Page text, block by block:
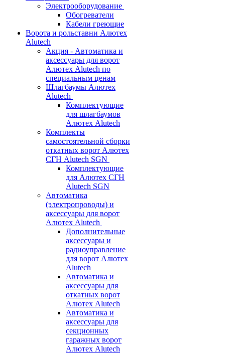
Электрооборудование
Обогреватели
Кабели греющие
Ворота и рольставни Алютех
Alutech
Акция - Автоматика и
аксессуары для ворот
Алютех Alutech по
специальным ценам
Шлагбаумы Алютех
Alutech
Комплектующие
для шлагбаумов
Алютех Alutech
Комплекты
самостоятельной сборки
откатных ворот Алютех
СГН Alutech SGN
Комплектующие
для Алютех СГН
Alutech SGN
Автоматика
(электропроводы) и
аксессуары для ворот
Алютех Alutech
Дополнительные
аксессуары и
радиоуправление
для ворот Алютех
Alutech
Автоматика и
аксессуары для
откатных ворот
Алютех Alutech
Автоматика и
аксессуары для
секционных
гаражных ворот
Алютех Alutech